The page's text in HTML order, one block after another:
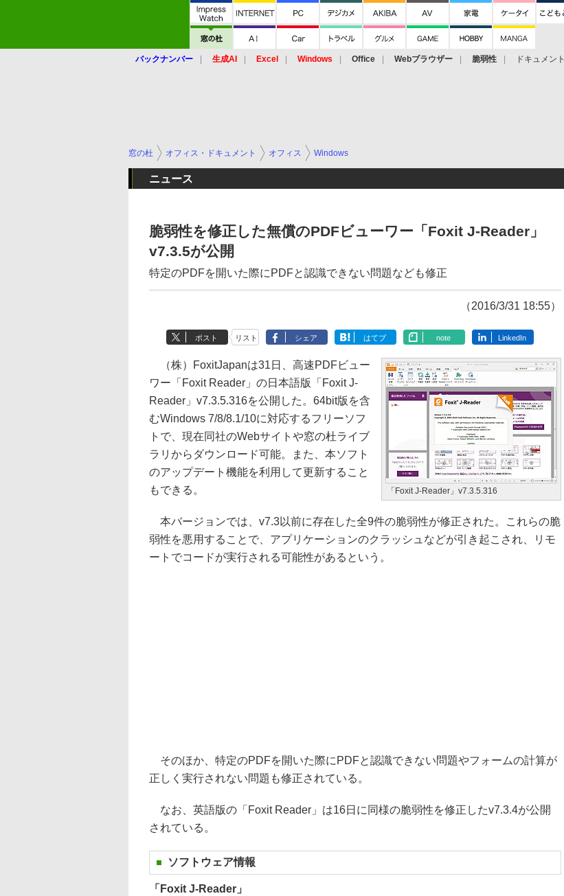
バックナンバー 生成AI Excel Windows Office Webブラウザー 脆弱性 ドキュメント
窓の杜 オフィス・ドキュメント オフィス Windows
ニュース
脆弱性を修正した無償のPDFビューワー「Foxit J-Reader」
v7.3.5が公開
特定のPDFを開いた際にPDFと認識できない問題なども修正
（2016/3/31 18:55）
ポスト リスト シェア はてブ note LinkedIn
「Foxit J-Reader」v7.3.5.316
（株）FoxitJapanは31日、高速PDFビュー
ワー「Foxit Reader」の日本語版「Foxit J-
Reader」v7.3.5.316を公開した。64bit版を含
むWindows 7/8/8.1/10に対応するフリーソフ
トで、現在同社のWebサイトや窓の杜ライブ
ラリからダウンロード可能。また、本ソフト
のアップデート機能を利用して更新すること
もできる。
本バージョンでは、v7.3以前に存在した全9件の脆弱性が修正された。これらの脆
弱性を悪用することで、アプリケーションのクラッシュなどが引き起こされ、リモ
ートでコードが実行される可能性があるという。
そのほか、特定のPDFを開いた際にPDFと認識できない問題やフォームの計算が
正しく実行されない問題も修正されている。
なお、英語版の「Foxit Reader」は16日に同様の脆弱性を修正したv7.3.4が公開
されている。
ソフトウェア情報
「Foxit J-Reader」